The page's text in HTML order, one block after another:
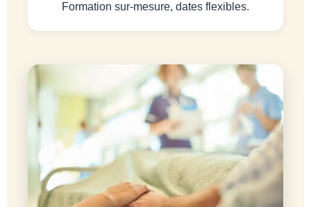
Formation sur-mesure, dates flexibles.